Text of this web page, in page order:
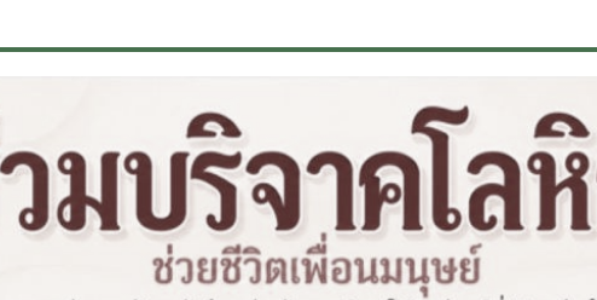
รวบรวมข้อมูลและการนำเสนอผล
นักศึกษาสามารถนำความรู้ที่ได้รับ
ไปประยุกต์ใช้ในการนำเสนอผลงาน
ในรูปแบบสื่อวิดิโอ สือดิจิทัลได้
อย่างมีคุณภาพ
ถึงความรู้จักรักสามัคคีของคนใน
ฝึกทักษะอาชีพในการทำดอกไม้
จันทน์ เพื่อให้สามารถนำไปต่อยอด
ให้แก่คนในชุมชนและตัวเองได้
ยั่งยืน รวมถึงเป็นการฝึก
ประสบการณ์ชีวิต หารายได้ช่วย
เหลือตนเอง ครอบครัวและได้ใช้
เวลาว่างให้เป็นประโยชน์ ตลอดจน